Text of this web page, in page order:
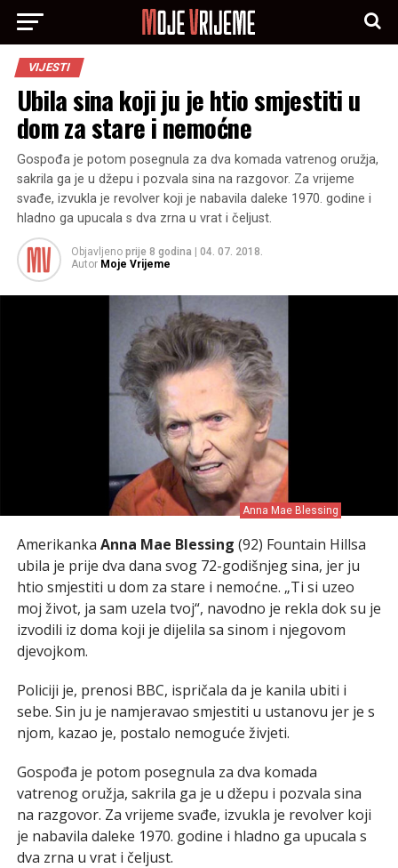
VIJESTI
Ubila sina koji ju je htio smjestiti u
dom za stare i nemoćne
Gospođa je potom posegnula za dva komada vatrenog oružja,
sakrila ga je u džepu i pozvala sina na razgovor. Za vrijeme
svađe, izvukla je revolver koji je nabavila daleke 1970. godine i
hladno ga upucala s dva zrna u vrat i čeljust.
Objavljeno prije 8 godina
04. 07. 2018.
Autor Moje Vrijeme
Anna Mae Blessing
Amerikanka Anna Mae Blessing (92) Fountain Hillsa
ubila je prije dva dana svog 72-godišnjeg sina, jer ju
htio smjestiti u dom za stare i nemoćne. „Ti si uzeo
moj život, ja sam uzela tvoj“, navodno je rekla dok su je
izvodili iz doma koji je dijelila sa sinom i njegovom
djevojkom.
Policiji je, prenosi BBC, ispričala da je kanila ubiti i
sebe. Sin ju je namjeravao smjestiti u ustanovu jer je s
njom, kazao je, postalo nemoguće živjeti.
Gospođa je potom posegnula za dva komada
vatrenog oružja, sakrila ga je u džepu i pozvala sina
na razgovor. Za vrijeme svađe, izvukla je revolver koji
je nabavila daleke 1970. godine i hladno ga upucala s
dva zrna u vrat i čeljust.